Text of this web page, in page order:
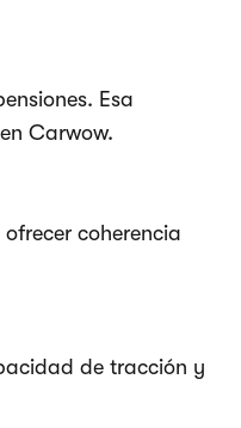
Esa
Carwow.
coherencia
de tracción y